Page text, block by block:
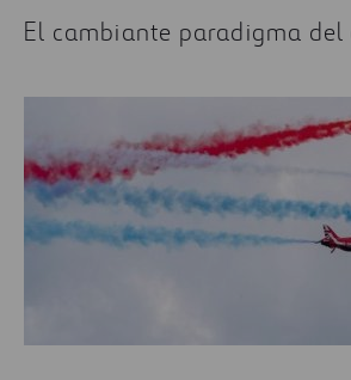
El cambiante paradigma del